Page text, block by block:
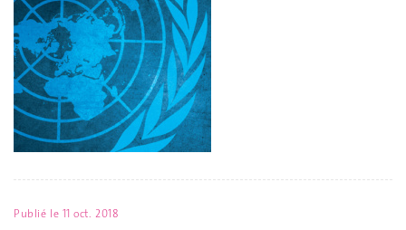
Publié le 11 oct. 2018